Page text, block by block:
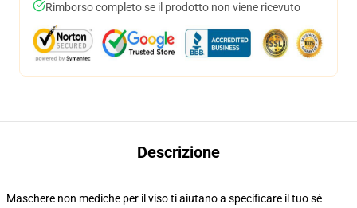
Rimborso completo se il prodotto non viene ricevuto
Descrizione
Maschere non mediche per il viso ti aiutano a specificare il tuo sé